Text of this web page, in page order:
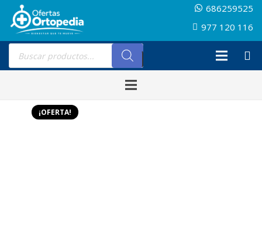
686259525
977 120 116
Búsqueda
productos
¡OFERTA!